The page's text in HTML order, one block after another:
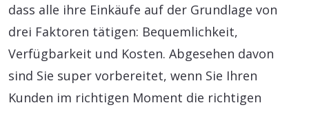
dass alle ihre Einkäufe auf der Grundlage von
drei Faktoren tätigen: Bequemlichkeit,
Verfügbarkeit und Kosten. Abgesehen davon
sind Sie super vorbereitet, wenn Sie Ihren
Kunden im richtigen Moment die richtigen